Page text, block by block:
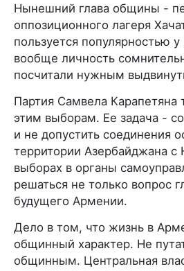
Нынешний глава общины -
оппозиционного лагеря
пользуется популярностью
вообще личность
посчитали нужным
Партия Самвела Карапетяна
этим выборам. Ее задача -
и не допустить соединения
территории Азербайджана с
выборах в органы
решаться не только вопрос
будущего Армении.
Дело в том, что жизнь в
общинный характер. Не
общинным. Центральная